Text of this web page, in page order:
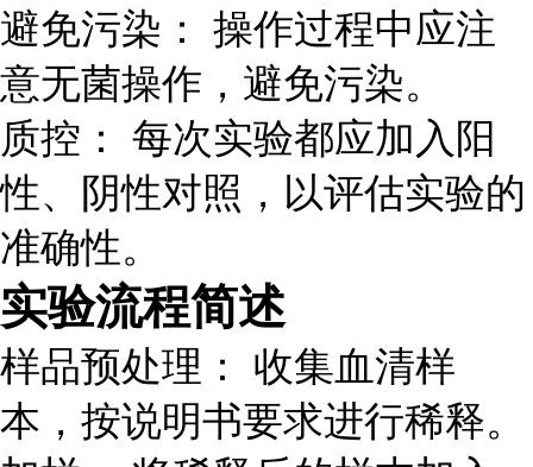
避免污染： 操作过程中应注
意无菌操作，避免污染。
质控： 每次实验都应加入阳
性、阴性对照，以评估实验的
准确性。
实验流程简述
样品预处理： 收集血清样
本，按说明书要求进行稀释。